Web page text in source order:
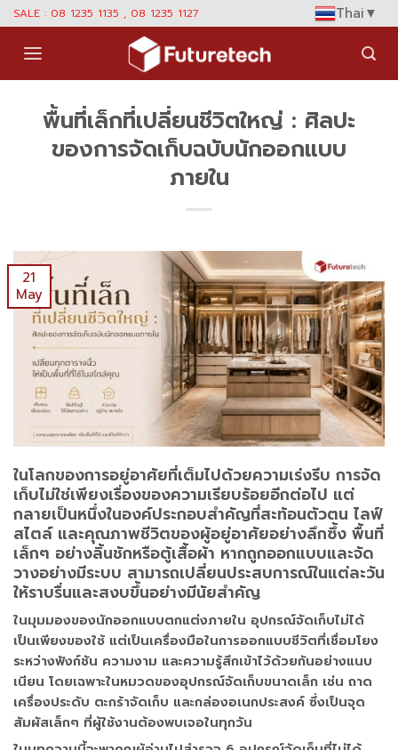
Skip
content
SALE : 08 1235 1135 , 08 1235 1127 Thai▼
พื้นที่เล็กที่เปลี่ยนชีวิตใหญ่ : ศิลปะ
ของการจัดเก็บฉบับนักออกแบบ
ภายใน
21
May
ในโลกของการอยู่อาศัยที่เต็มไปด้วยความเร่งรีบ การจัด
เก็บไม่ใช่เพียงเรื่องของความเรียบร้อยอีกต่อไป แต่
กลายเป็นหนึ่งในองค์ประกอบสำคัญที่สะท้อนตัวตน ไลฟ์
สไตล์ และคุณภาพชีวิตของผู้อยู่อาศัยอย่างลึกซึ้ง พื้นที่
เล็กๆ อย่างลิ้นชักหรือตู้เสื้อผ้า หากถูกออกแบบและจัด
วางอย่างมีระบบ สามารถเปลี่ยนประสบการณ์ในแต่ละวัน
ให้ราบรื่นและสงบขึ้นอย่างมีนัยสำคัญ
ในมุมมองของนักออกแบบตกแต่งภายใน อุปกรณ์จัดเก็บไม่ได้
เป็นเพียงของใช้ แต่เป็นเครื่องมือในการออกแบบชีวิตที่เชื่อมโยง
ระหว่างฟังก์ชัน ความงาม และความรู้สึกเข้าไว้ด้วยกันอย่างแนบ
เนียน โดยเฉพาะในหมวดของอุปกรณ์จัดเก็บขนาดเล็ก เช่น ถาด
เครื่องประดับ ตะกร้าจัดเก็บ และกล่องอเนกประสงค์ ซึ่งเป็นจุด
สัมผัสเล็กๆ ที่ผู้ใช้งานต้องพบเจอในทุกวัน